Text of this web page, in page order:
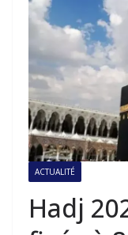
ACTUALITÉ
Hadj